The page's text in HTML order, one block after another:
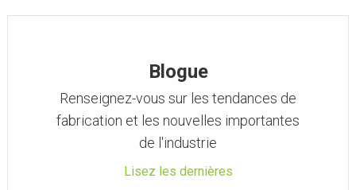
Blogue
Renseignez-vous sur les tendances de
fabrication et les nouvelles importantes
de l'industrie
Lisez les dernières